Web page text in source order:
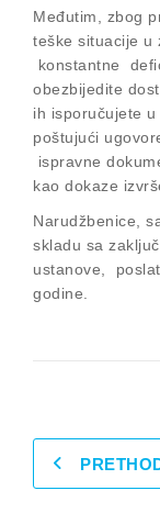
Međutim, zbog
teške situacije u
konstantne
obezbijedite
ih isporučujete u
poštujući
ispravne
kao dokaze
Narudžbenice,
skladu sa
ustanove,
godine.